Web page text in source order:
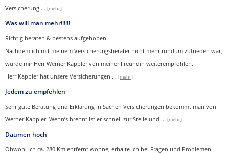
Versicherung ... [mehr]
Was will man mehr!!!!!!
Richtig beraten & bestens aufgehoben!
Nachdem ich mit meinem Versicherungsberater nicht mehr rundum zufrieden war,
wurde mir Herr Werner Kappler von meiner Freundin weiterempfohlen.
Herr Kappler hat unsere Versicherungen ... [mehr]
Jedem zu empfehlen
Sehr gute Beratung und Erklärung in Sachen Versicherungen bekommt man von
Werner Kappler. Wenn’s brennt ist er schnell zur Stelle und ... [mehr]
Daumen hoch
Obwohl ich ca. 280 Km entfernt wohne, erhalte ich bei Fragen und Problemen